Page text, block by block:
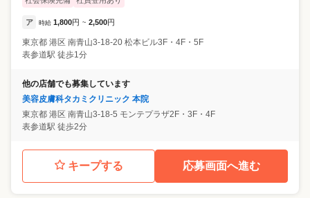
ア 時給 1,800円 ~ 2,500円
東京都 港区 南青山3-18-20 松本ビル3F・4F・5F
表参道駅 徒歩1分
他の店舗でも募集しています
美容皮膚科タカミクリニック 本院
東京都 港区 南青山3-18-5 モンテプラザ2F・3F・4F
表参道駅 徒歩2分
キープする 応募画面へ進む